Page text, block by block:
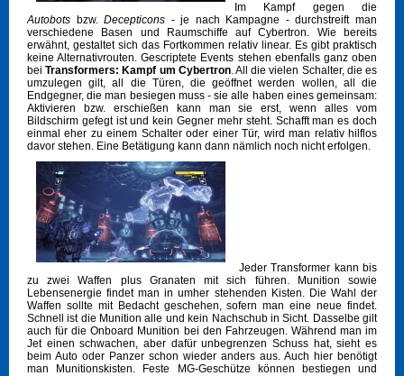
Im Kampf gegen die
Autobots bzw.Decepticons - je nach Kampagne - durchstreift man
verschiedene Basen und Raumschiffe auf Cybertron. Wie bereits
erwähnt, gestaltet sich das Fortkommen relativ linear. Es gibt praktisch
keine Alternativrouten. Gescriptete Events stehen ebenfalls ganz oben
beiTransformers: Kampf um Cybertron. All die vielen Schalter, die es
umzulegen gilt, all die Türen, die geöffnet werden wollen, all die
Endgegner, die man besiegen muss - sie alle haben eines gemeinsam:
Aktivieren bzw. erschießen kann man sie erst, wenn alles vom
Bildschirm gefegt ist und kein Gegner mehr steht. Schafft man es doch
einmal eher zu einem Schalter oder einer Tür, wird man relativ hilflos
davor stehen. Eine Betätigung kann dann nämlich noch nicht erfolgen.
Jeder Transformer kann bis
zu zwei Waffen plus Granaten mit sich führen. Munition sowie
Lebensenergie findet man in umher stehenden Kisten. Die Wahl der
Waffen sollte mit Bedacht geschehen, sofern man eine neue findet.
Schnell ist die Munition alle und kein Nachschub in Sicht. Dasselbe gilt
auch für die Onboard Munition bei den Fahrzeugen. Während man im
Jet einen schwachen, aber dafür unbegrenzen Schuss hat, sieht es
beim Auto oder Panzer schon wieder anders aus. Auch hier benötigt
man Munitionskisten. Feste MG-Geschütze können bestiegen und